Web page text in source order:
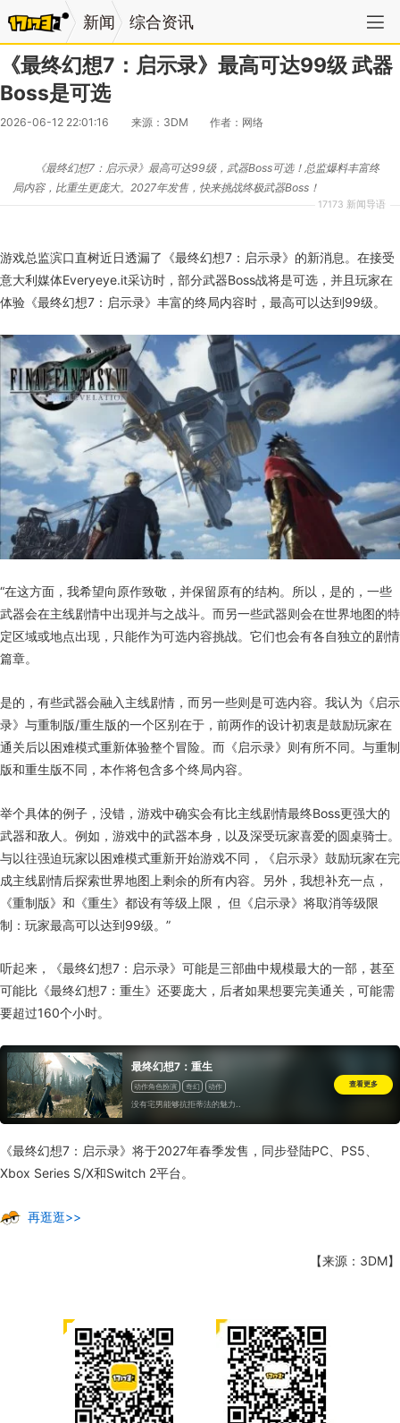
新闻 综合资讯
《最终幻想7：启示录》最高可达99级 武器
Boss是可选
2026-06-12 22:01:16 来源：3DM 作者：网络
17173 新闻导语
《最终幻想7：启示录》最高可达99级，武器Boss可选！总监爆料丰富终
局内容，比重生更庞大。2027年发售，快来挑战终极武器Boss！
游戏总监滨口直树近日透漏了《最终幻想7：启示录》的新消息。在接受
意大利媒体Everyeye.it采访时，部分武器Boss战将是可选，并且玩家在
体验《最终幻想7：启示录》丰富的终局内容时，最高可以达到99级。
“在这方面，我希望向原作致敬，并保留原有的结构。所以，是的，一些
武器会在主线剧情中出现并与之战斗。而另一些武器则会在世界地图的特
定区域或地点出现，只能作为可选内容挑战。它们也会有各自独立的剧情
篇章。
是的，有些武器会融入主线剧情，而另一些则是可选内容。我认为《启示
录》与重制版/重生版的一个区别在于，前两作的设计初衷是鼓励玩家在
通关后以困难模式重新体验整个冒险。而《启示录》则有所不同。与重制
版和重生版不同，本作将包含多个终局内容。
举个具体的例子，没错，游戏中确实会有比主线剧情最终Boss更强大的
武器和敌人。例如，游戏中的武器本身，以及深受玩家喜爱的圆桌骑士。
与以往强迫玩家以困难模式重新开始游戏不同，《启示录》鼓励玩家在完
成主线剧情后探索世界地图上剩余的所有内容。另外，我想补充一点，
《重制版》和《重生》都设有等级上限， 但《启示录》将取消等级限
制：玩家最高可以达到99级。”
听起来，《最终幻想7：启示录》可能是三部曲中规模最大的一部，甚至
可能比《最终幻想7：重生》还要庞大，后者如果想要完美通关，可能需
要超过160个小时。
最终幻想7：重生
动作角色扮演 奇幻 动作
没有宅男能够抗拒蒂法的魅力..
查看更多
《最终幻想7：启示录》将于2027年春季发售，同步登陆PC、PS5、
Xbox Series S/X和Switch 2平台。
再逛逛>>
【来源：3DM】